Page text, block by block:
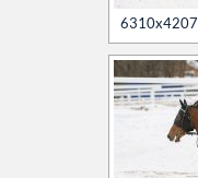
6310x4207